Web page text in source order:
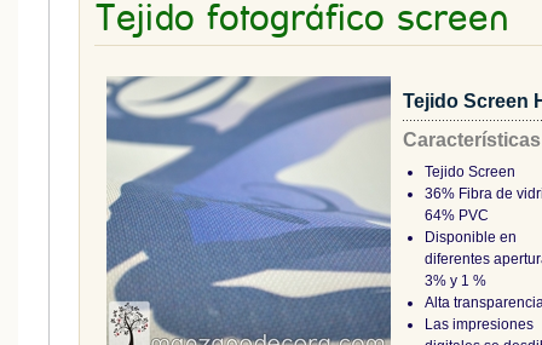
Tejido fotográfico screen
Tejido Screen
Tejido Screen
36% Fibra de
64% PVC
Disponible en
diferentes
3% y 1 %
Alta
Las impresiones